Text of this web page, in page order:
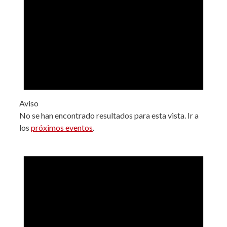
Aviso
No se han encontrado resultados para esta vista. Ir a
los próximos eventos.